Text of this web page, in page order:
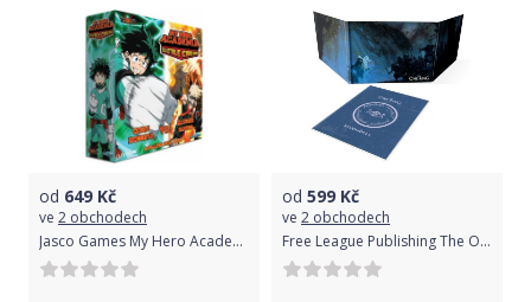
od 649 Kč
ve 2 obchodech
Jasco Games My Hero Academia Collectible Card Game - Izuku Midoriya vs. Katsuki Bakugo 2-Play Rival Decks
od 599 Kč
ve 2 obchodech
Free League Publishing The One Ring Loremaster's Screen